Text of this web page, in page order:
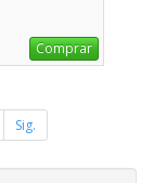
Comprar
Sig.